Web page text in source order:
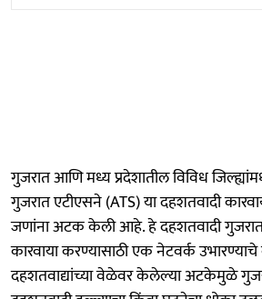
गुजरात आणि मध्य प्रदेशातील विविध
गुजरात एटीएसने (ATS) या दहशतवादी
जणांना अटक केली आहे. हे दहशतवादी गुजरात
कारवाया करण्यासाठी एक नेटवर्क
दहशतवाद्यांच्या वेळेवर केलेल्या अटकेमुळे